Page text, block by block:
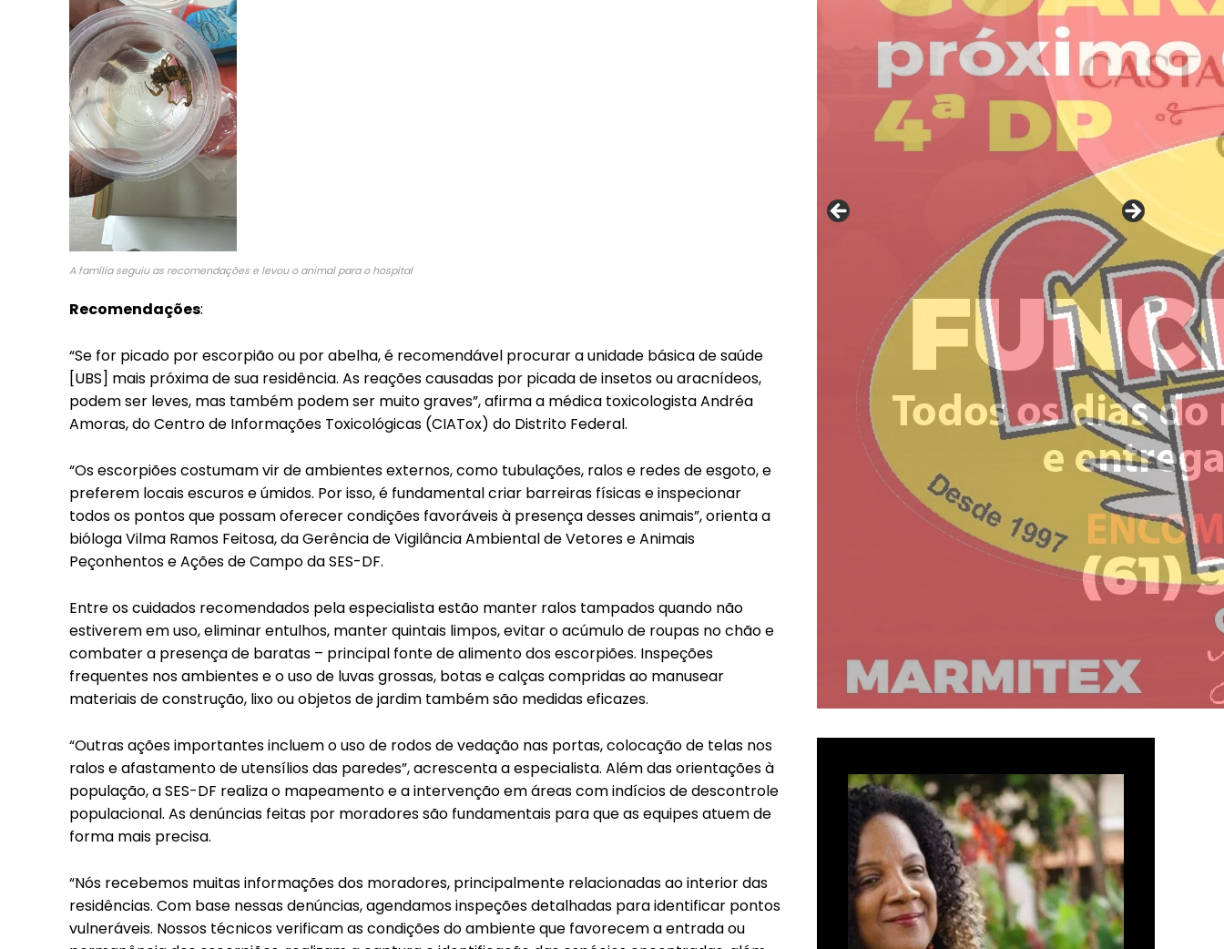
A família seguiu as recomendações e levou o animal para o hospital
Recomendações:
“Se for picado por escorpião ou por abelha, é recomendável procurar a unidade básica de saúde
[UBS] mais próxima de sua residência. As reações causadas por picada de insetos ou aracnídeos,
podem ser leves, mas também podem ser muito graves”, afirma a médica toxicologista Andréa
Amoras, do Centro de Informações Toxicológicas (CIATox) do Distrito Federal.
“Os escorpiões costumam vir de ambientes externos, como tubulações, ralos e redes de esgoto, e
preferem locais escuros e úmidos. Por isso, é fundamental criar barreiras físicas e inspecionar
todos os pontos que possam oferecer condições favoráveis à presença desses animais”, orienta a
bióloga Vilma Ramos Feitosa, da Gerência de Vigilância Ambiental de Vetores e Animais
Peçonhentos e Ações de Campo da SES-DF.
Entre os cuidados recomendados pela especialista estão manter ralos tampados quando não
estiverem em uso, eliminar entulhos, manter quintais limpos, evitar o acúmulo de roupas no chão e
combater a presença de baratas – principal fonte de alimento dos escorpiões. Inspeções
frequentes nos ambientes e o uso de luvas grossas, botas e calças compridas ao manusear
materiais de construção, lixo ou objetos de jardim também são medidas eficazes.
“Outras ações importantes incluem o uso de rodos de vedação nas portas, colocação de telas nos
ralos e afastamento de utensílios das paredes”, acrescenta a especialista. Além das orientações à
população, a SES-DF realiza o mapeamento e a intervenção em áreas com indícios de descontrole
populacional. As denúncias feitas por moradores são fundamentais para que as equipes atuem de
forma mais precisa.
“Nós recebemos muitas informações dos moradores, principalmente relacionadas ao interior das
residências. Com base nessas denúncias, agendamos inspeções detalhadas para identificar pontos
vulneráveis. Nossos técnicos verificam as condições do ambiente que favorecem a entrada ou